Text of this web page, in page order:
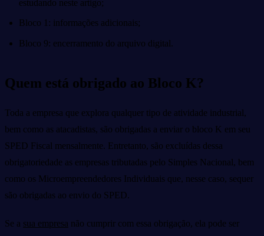
estudando neste artigo;
Bloco 1: informações adicionais;
Bloco 9: encerramento do arquivo digital.
Quem está obrigado ao Bloco K?
Toda a empresa que explora qualquer tipo de atividade industrial,
bem como as atacadistas, são obrigadas a enviar o bloco K em seu
SPED Fiscal mensalmente. Entretanto, são excluídas dessa
obrigatoriedade as empresas tributadas pelo Simples Nacional, bem
como os Microempreendedores Individuais que, nesse caso, sequer
são obrigadas ao envio do SPED.
Se a sua empresa não cumprir com essa obrigação, ela pode ser